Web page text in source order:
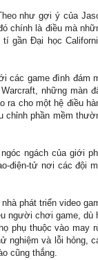
như gợi ý của
chính là điều mà
gần Đại học
các game đình đám
những màn
ra cho một hệ điều
chỉnh phần mềm
ngách của giới
điện-tử nơi các đội
phát triển video
người chơi game, dù
phụ thuộc vào may
nghiệm và lỗi hỏng,
cũng thắng.